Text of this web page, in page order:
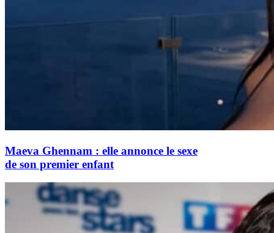
Maeva Ghennam : elle annonce le sexe
de son premier enfant